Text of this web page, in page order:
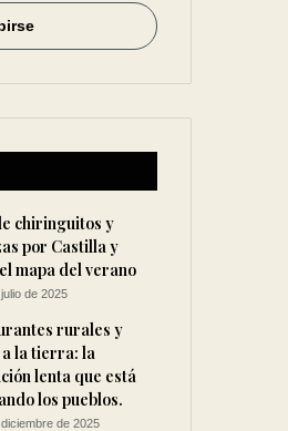
chiringuitos y
por Castilla y
mapa del verano
de 2025
rurales y
la tierra: la
lenta que está
los pueblos.
de 2025